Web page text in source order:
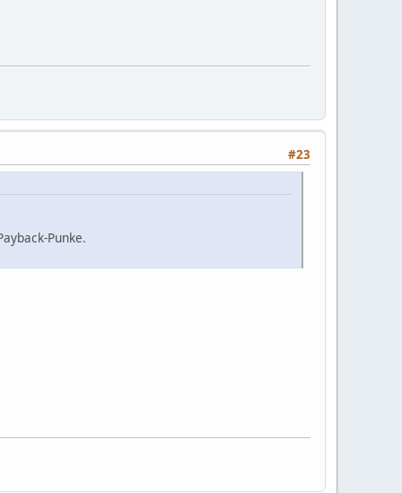
#23
Punke.